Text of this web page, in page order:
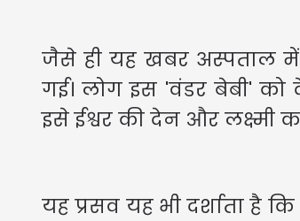
जैसे ही यह खबर अस्पताल में
गई। लोग इस 'वंडर बेबी' को
इसे ईश्वर की देन और लक्ष्मी
यह प्रसव यह भी दर्शाता है